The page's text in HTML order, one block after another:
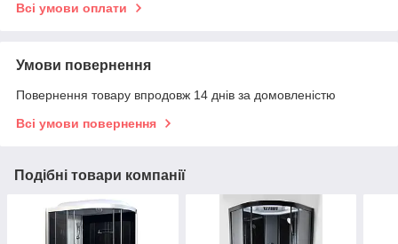
Всі умови оплати
Умови повернення
Повернення товару впродовж 14 днів за домовленістю
Всі умови повернення
Подібні товари компанії